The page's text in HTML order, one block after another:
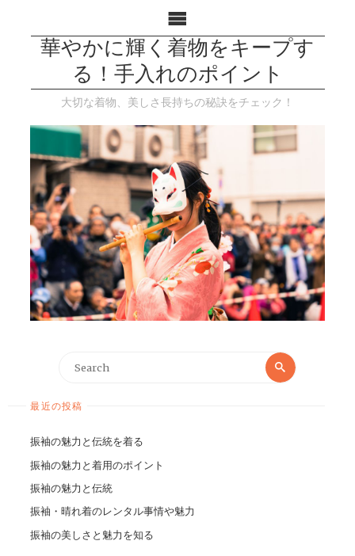
華やかに輝く着物をキープす
る！手入れのポイント
大切な着物、美しさ長持ちの秘訣をチェック！
最近の投稿
振袖の魅力と伝統を着る
振袖の魅力と着用のポイント
振袖の魅力と伝統
振袖・晴れ着のレンタル事情や魅力
振袖の美しさと魅力を知る